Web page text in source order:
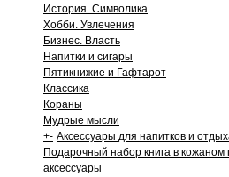
История. Символика
Хобби. Увлечения
Бизнес. Власть
Напитки и сигары
Пятикнижие и Гафтарот
Классика
Кораны
Мудрые мысли
+- Аксессуары для напитков и
Подарочный набор книга в
аксессуары